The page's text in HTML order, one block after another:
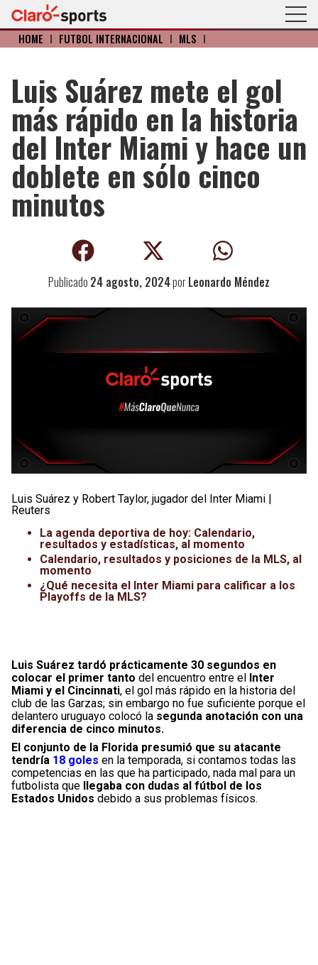
HOME I FÚTBOL INTERNACIONAL I MLS I
Luis Suárez mete el gol
más rápido en la historia
del Inter Miami y hace un
doblete en sólo cinco
minutos
Publicado 24 agosto, 2024porLeonardo Méndez
Luis Suárez y Robert Taylor, jugador del Inter Miami |
Reuters
La agenda deportiva de hoy: Calendario,
resultados y estadísticas, al momento
Calendario, resultados y posiciones de la MLS, al
momento
¿Qué necesita el Inter Miami para calificar a los
Playoffs de la MLS?
Luis Suárez tardó prácticamente 30 segundos en
colocar el primer tanto del encuentro entre el Inter
Miami y el Cincinnati, el gol más rápido en la historia del
club de las Garzas; sin embargo no fue suficiente porque el
delantero uruguayo colocó la segunda anotación con una
diferencia de cinco minutos.
El conjunto de la Florida presumió que su atacante
tendría 18 goles en la temporada, si contamos todas las
competencias en las que ha participado, nada mal para un
futbolista que llegaba con dudas al fútbol de los
Estados Unidos debido a sus problemas físicos.